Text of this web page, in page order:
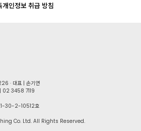
개인정보 취급 방침
· 대표 | 손기연
02 34​58 7119
30-2-10512호
Co. Ltd. All Rights Reserved.